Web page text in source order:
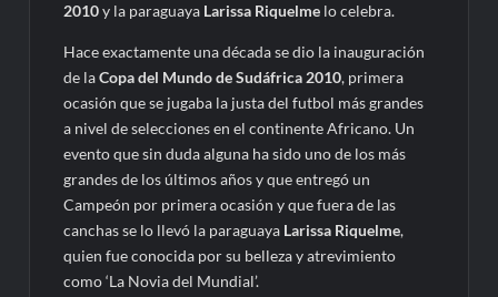
2010y la paraguaya Larissa Riquelme lo celebra.
Hace exactamente una década se dio la inauguración
de laCopa del Mundo de Sudáfrica 2010, primera
ocasión que se jugaba la justa del futbol más grandes
a nivel de selecciones en el continente Africano. Un
evento que sin duda alguna ha sido uno de los más
grandes de los últimos años y que entregó un
Campeón por primera ocasión y que fuera de las
canchas se lo llevó la paraguaya Larissa Riquelme,
quien fue conocida por su belleza y atrevimiento
como ‘La Novia del Mundial’.